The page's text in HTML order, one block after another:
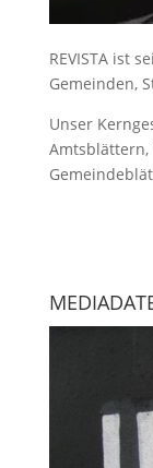
REVISTA ist
Gemeinden,
Unser